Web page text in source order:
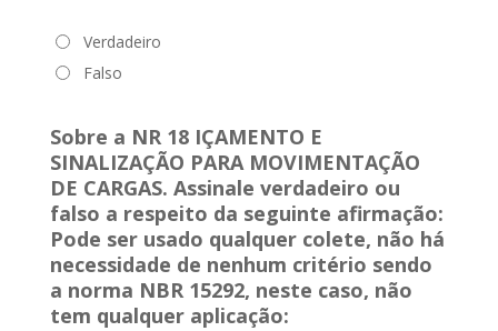
Verdadeiro
Falso
Sobre a NR 18 IÇAMENTO E
SINALIZAÇÃO PARA MOVIMENTAÇÃO
DE CARGAS. Assinale verdadeiro ou
falso a respeito da seguinte afirmação:
Pode ser usado qualquer colete, não há
necessidade de nenhum critério sendo
a norma NBR 15292, neste caso, não
tem qualquer aplicação: